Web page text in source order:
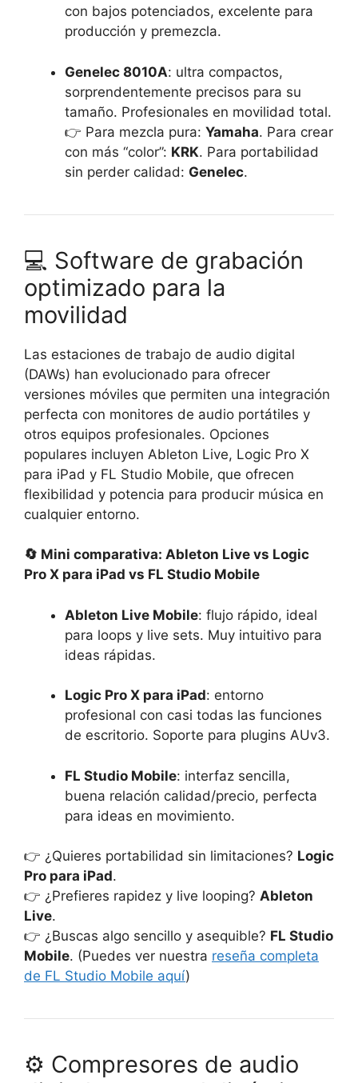
con bajos potenciados, excelente para
producción y premezcla.
Genelec 8010A: ultra compactos,
sorprendentemente precisos para su
tamaño. Profesionales en movilidad total.
👉 Para mezcla pura: Yamaha. Para crear
con más “color”: KRK. Para portabilidad
sin perder calidad: Genelec.
💻 Software de grabación
optimizado para la
movilidad
Las estaciones de trabajo de audio digital
(DAWs) han evolucionado para ofrecer
versiones móviles que permiten una integración
perfecta con monitores de audio portátiles y
otros equipos profesionales. Opciones
populares incluyen Ableton Live, Logic Pro X
para iPad y FL Studio Mobile, que ofrecen
flexibilidad y potencia para producir música en
cualquier entorno.
🔄 Mini comparativa: Ableton Live vs Logic
Pro X para iPad vs FL Studio Mobile
Ableton Live Mobile: flujo rápido, ideal
para loops y live sets. Muy intuitivo para
ideas rápidas.
Logic Pro X para iPad: entorno
profesional con casi todas las funciones
de escritorio. Soporte para plugins AUv3.
FL Studio Mobile: interfaz sencilla,
buena relación calidad/precio, perfecta
para ideas en movimiento.
👉 ¿Quieres portabilidad sin limitaciones? Logic
Pro para iPad.
👉 ¿Prefieres rapidez y live looping? Ableton
Live.
👉 ¿Buscas algo sencillo y asequible? FL Studio
Mobile. (Puedes ver nuestra reseña completa
de FL Studio Mobile aquí)
⚙️ Compresores de audio